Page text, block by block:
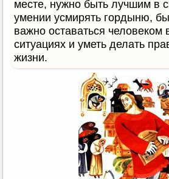
месте, нужно быть лучшим в
умении усмирять гордыню,
важно оставаться человеком
ситуациях и уметь делать
жизни.